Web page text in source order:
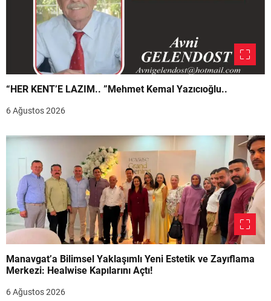
“HER KENT’E LAZIM.. ”Mehmet Kemal Yazıcıoğlu..
6 Ağustos 2026
Manavgat’a Bilimsel Yaklaşımlı Yeni Estetik ve Zayıflama
Merkezi: Healwise Kapılarını Açtı!
6 Ağustos 2026